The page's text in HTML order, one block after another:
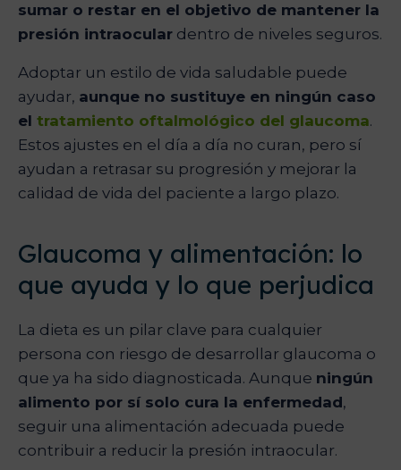
sumar o restar en el objetivo de mantener la
presión intraocular dentro de niveles seguros.
Adoptar un estilo de vida saludable puede
ayudar, aunque no sustituye en ningún caso
el tratamiento oftalmológico del glaucoma.
Estos ajustes en el día a día no curan, pero sí
ayudan a retrasar su progresión y mejorar la
calidad de vida del paciente a largo plazo.
Glaucoma y alimentación: lo
que ayuda y lo que perjudica
La dieta es un pilar clave para cualquier
persona con riesgo de desarrollar glaucoma o
que ya ha sido diagnosticada. Aunque ningún
alimento por sí solo cura la enfermedad,
seguir una alimentación adecuada puede
contribuir a reducir la presión intraocular.